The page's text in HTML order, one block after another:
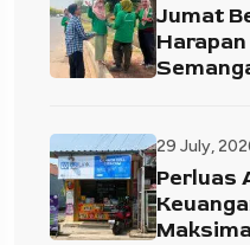
Jumat
29 July,
Perluas